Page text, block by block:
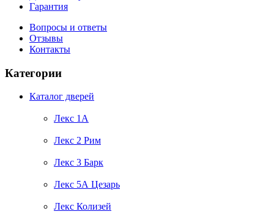
Гарантия
Вопросы и ответы
Отзывы
Контакты
Категории
Каталог дверей
Лекс 1А
Лекс 2 Рим
Лекс 3 Барк
Лекс 5А Цезарь
Лекс Колизей